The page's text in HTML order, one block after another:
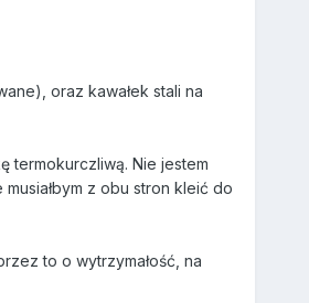
oraz kawałek stali na
termokurczliwą. Nie jestem
z obu stron kleić do
to o wytrzymałość, na